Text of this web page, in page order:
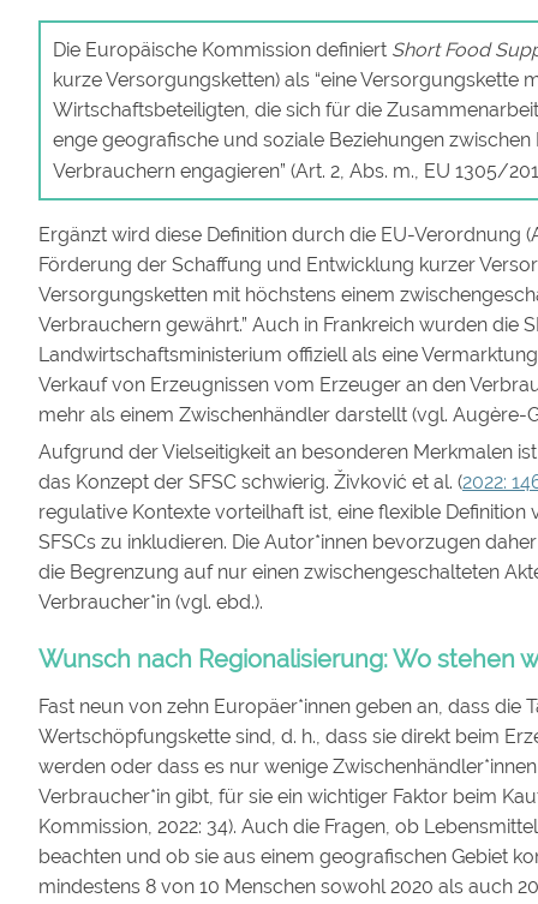
Die Europäische Kommission definiert Short Food
kurze Versorgungsketten) als “eine Versorgungskette
Wirtschaftsbeteiligten, die sich für die
enge geografische und soziale Beziehungen
Verbrauchern engagieren” (Art. 2, Abs. m., EU 1305/
Ergänzt wird diese Definition durch die EU-Verordnung
Förderung der Schaffung und Entwicklung kurzer
Versorgungsketten mit höchstens einem
Verbrauchern gewährt.” Auch in Frankreich wurden die
Landwirtschaftsministerium offiziell als eine
Verkauf von Erzeugnissen vom Erzeuger an den
mehr als einem Zwischenhändler darstellt (vgl. Augère-
Aufgrund der Vielseitigkeit an besonderen Merkmalen
das Konzept der SFSC schwierig. Živković et al. (2022:
regulative Kontexte vorteilhaft ist, eine flexible Definition
SFSCs zu inkludieren. Die Autor*innen bevorzugen
die Begrenzung auf nur einen zwischengeschalteten
Verbraucher*in (vgl. ebd.).
Wunsch nach Regionalisierung: Wo stehen
Fast neun von zehn Europäer*innen geben an, dass die
Wertschöpfungskette sind, d. h., dass sie direkt beim
werden oder dass es nur wenige
Verbraucher*in gibt, für sie ein wichtiger Faktor beim
Kommission, 2022: 34). Auch die Fragen, ob
beachten und ob sie aus einem geografischen Gebiet
mindestens 8 von 10 Menschen sowohl 2020 als auch